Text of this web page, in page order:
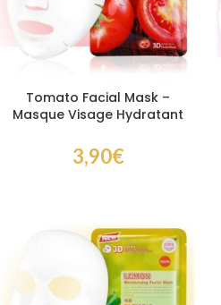
Tomato Facial Mask –
Masque Visage Hydratant
Éclatant
3,90€